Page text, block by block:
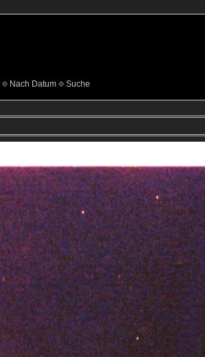
Nach Datum Suche